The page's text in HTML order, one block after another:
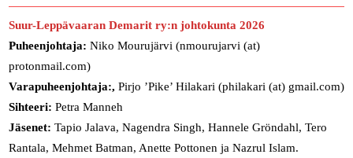
Suur-Leppävaaran Demarit ry:n johtokunta 2026
Puheenjohtaja: Niko Mourujärvi (nmourujarvi (at)
protonmail.com)
Varapuheenjohtaja:, Pirjo ’Pike’ Hilakari (philakari (at) gmail.com)
Sihteeri: Petra Manneh
Jäsenet: Tapio Jalava, Nagendra Singh, Hannele Gröndahl, Tero
Rantala, Mehmet Batman, Anette Pottonen ja Nazrul Islam.